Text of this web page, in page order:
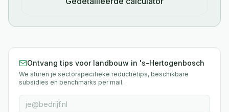
Ontvang tips voor landbouw in 's-Hertogenbosch
We sturen je sectorspecifieke reductietips, beschikbare
subsidies en benchmarks per mail.